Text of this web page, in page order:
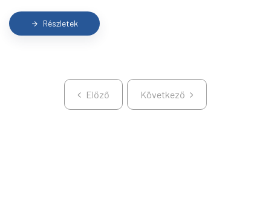
arrow_forward Részletek
Előző Következő Következő